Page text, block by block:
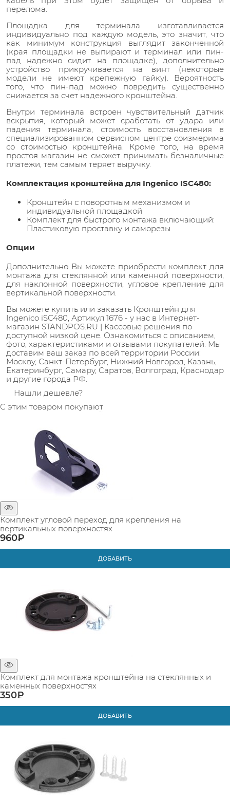
перелома.
Площадка для терминала изготавливается
индивидуально под каждую модель, это значит, что
как минимум конструкция выглядит законченной
(края площадки не выпирают и терминал или пин-
пад надежно сидит на площадке), дополнительно
устройство прикручивается на винт (некоторые
модели не имеют крепежную гайку). Вероятность
того, что пин-пад можно повредить существенно
снижается за счет надежного кронштейна.
Внутри терминала встроен чувствительный датчик
вскрытия, который может сработать от удара или
падения терминала, стоимость восстановления в
специализированном сервисном центре соизмерима
со стоимостью кронштейна. Кроме того, на время
простоя магазин не сможет принимать безналичные
платежи, тем самым теряет выручку.
Комплектация кронштейна для Ingenico ISC480:
Кронштейн с поворотным механизмом и
индивидуальной площадкой
Комплект для быстрого монтажа включающий:
Пластиковую проставку и саморезы
Опции
Дополнительно Вы можете приобрести комплект для
монтажа для стеклянной или каменной поверхности,
для наклонной поверхности, угловое крепление для
вертикальной поверхности.
Вы можете купить или заказать Кронштейн для
Ingenico iSC480, Артикул 1676 - у нас в Интернет-
магазин STANDPOS.RU | Кассовые решения по
доступной низкой цене. Ознакомиться с описанием,
фото, характеристиками и отзывами покупателей. Мы
доставим ваш заказ по всей территории России:
Москву, Санкт-Петербург, Нижний Новгород, Казань,
Екатеринбург, Самару, Саратов, Волгоград, Краснодар
и другие города РФ.
Нашли дешевле?
С этим товаром покупают
Комплект угловой переход для крепления на
вертикальных поверхностях
960₽
ДОБАВИТЬ
Комплект для монтажа кронштейна на стеклянных и
каменных поверхностях
350₽
ДОБАВИТЬ